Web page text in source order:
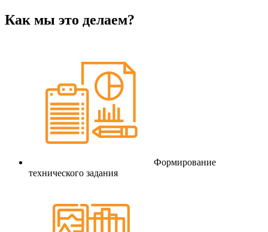
Как мы это делаем?
Формирование
технического задания